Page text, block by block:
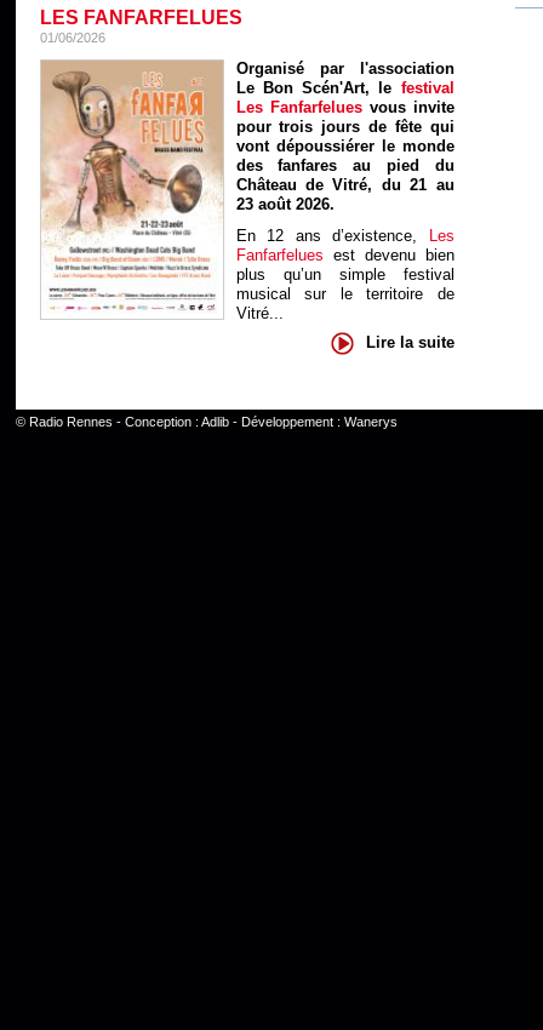
LES FANFARFELUES
01/06/2026
Organisé par l'association
Le Bon Scén'Art, le festival
Les Fanfarfelues vous invite
pour trois jours de fête qui
vont dépoussiérer le monde
des fanfares au pied du
Château de Vitré, du 21 au
23 août 2026.
En 12 ans d’existence, Les
Fanfarfelues est devenu bien
plus qu’un simple festival
musical sur le territoire de
Vitré...
Lire la suite
© Radio Rennes - Conception : Adlib- Développement : Wanerys